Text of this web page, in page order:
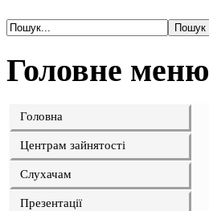
Головне меню
Головна
Центрам зайнятості
Слухачам
Презентації